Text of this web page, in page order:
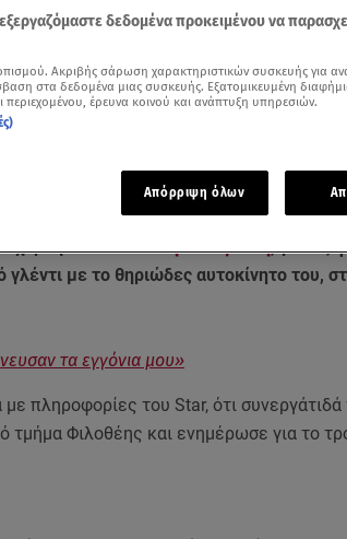
άρθρα μας στα αποτελέσματα αναζήτησης
τουΒασίλη Μπισμπίκη, για τις
με το θηριώδες αυτοκίνητο του,
τα εγγόνια μου»
πληροφορίες του Star, ότι συνεργάτιδά
τμήμα Φιλοθέης και ενημέρωσε για το
δεδομένα προκειμένου να
Ακριβής σάρωση χαρακτηριστικών συσκευής για
στα δεδομένα μιας συσκευής. Εξατομικευμένη
έρευνα κοινού και ανάπτυξη υπηρεσιών.
Απόρριψη όλων